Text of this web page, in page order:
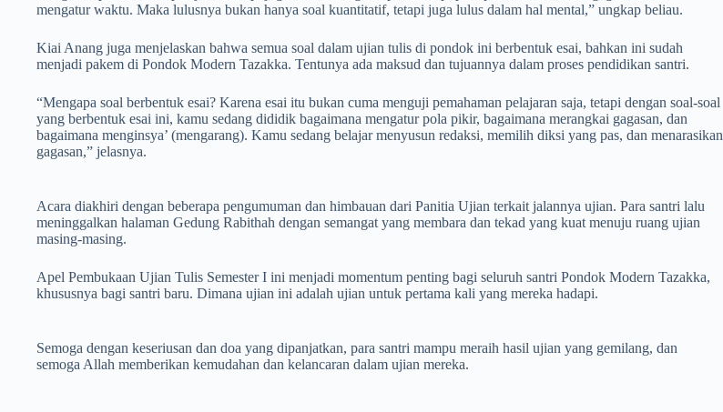
mengatur waktu. Maka lulusnya bukan hanya soal kuantitatif, tetapi juga lulus dalam hal mental,” ungkap beliau.
Kiai Anang juga menjelaskan bahwa semua soal dalam ujian tulis di pondok ini berbentuk esai, bahkan ini sudah
menjadi pakem di Pondok Modern Tazakka. Tentunya ada maksud dan tujuannya dalam proses pendidikan santri.
“Mengapa soal berbentuk esai? Karena esai itu bukan cuma menguji pemahaman pelajaran saja, tetapi dengan soal-soal
yang berbentuk esai ini, kamu sedang dididik bagaimana mengatur pola pikir, bagaimana merangkai gagasan, dan
bagaimana menginsya’ (mengarang). Kamu sedang belajar menyusun redaksi, memilih diksi yang pas, dan menarasikan
gagasan,” jelasnya.
Acara diakhiri dengan beberapa pengumuman dan himbauan dari Panitia Ujian terkait jalannya ujian. Para santri lalu
meninggalkan halaman Gedung Rabithah dengan semangat yang membara dan tekad yang kuat menuju ruang ujian
masing-masing.
Apel Pembukaan Ujian Tulis Semester I ini menjadi momentum penting bagi seluruh santri Pondok Modern Tazakka,
khususnya bagi santri baru. Dimana ujian ini adalah ujian untuk pertama kali yang mereka hadapi.
Semoga dengan keseriusan dan doa yang dipanjatkan, para santri mampu meraih hasil ujian yang gemilang, dan
semoga Allah memberikan kemudahan dan kelancaran dalam ujian mereka.